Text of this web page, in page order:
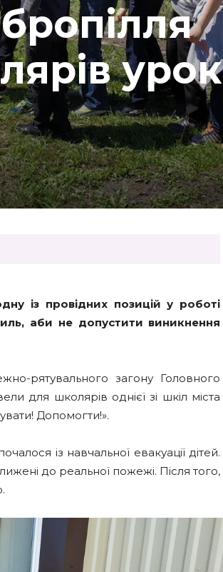
урок
із провідних позицій у роботі
аби не допустити виникнення
рятувального загону Головного
для школярів однієї зі шкіл міста
Допомогти!».
із навчальної евакуації дітей.
до реальної пожежі. Після того,